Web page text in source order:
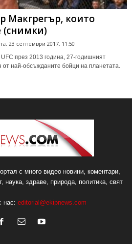
Макгрегър, които
(снимки)
23 септември 2017, 11:50
през 2013 година, 27-годишният
най-обсъжданите бойци на планетата.
с много видео новини, коментари,
наука, здраве, природа, политика, свят
нас: editorial@ekipnews.com